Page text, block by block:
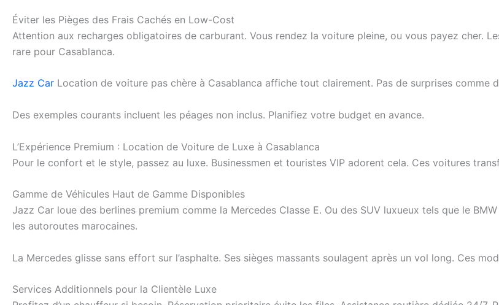
Éviter les Pièges des Frais Cachés en Low-Cost
Attention aux recharges obligatoires de carburant. Vous rendez la voiture pleine, ou vous payez cher.
rare pour Casablanca.
Jazz Car Location de voiture pas chère à Casablanca affiche tout clairement. Pas de surprises comme
Des exemples courants incluent les péages non inclus. Planifiez votre budget en avance.
L’Expérience Premium : Location de Voiture de Luxe à Casablanca
Pour le confort et le style, passez au luxe. Businessmen et touristes VIP adorent cela. Ces voitures
Gamme de Véhicules Haut de Gamme Disponibles
Jazz Car loue des berlines premium comme la Mercedes Classe E. Ou des SUV luxueux tels que le
les autoroutes marocaines.
La Mercedes glisse sans effort sur l’asphalte. Ses sièges massants soulagent après un vol long. Ces
Services Additionnels pour la Clientèle Luxe